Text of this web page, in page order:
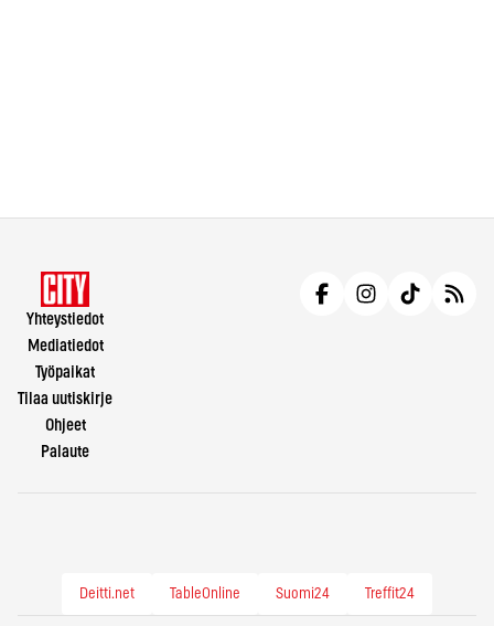
Yhteystiedot
Mediatiedot
Työpaikat
Tilaa uutiskirje
Ohjeet
Palaute
Deitti.net TableOnline Suomi24 Treffit24